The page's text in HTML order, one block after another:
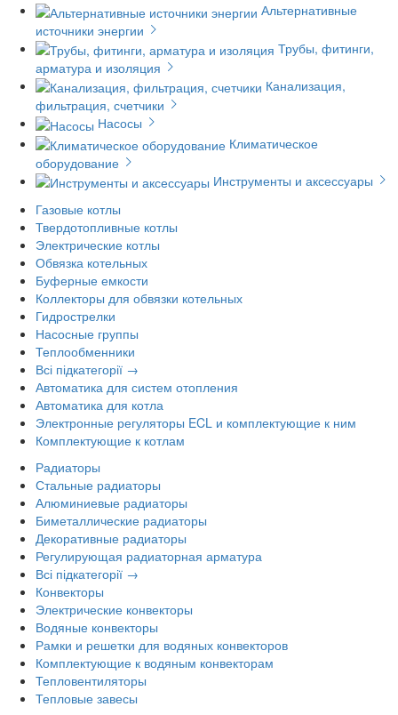
Альтернативные
источники энергии
Трубы, фитинги,
арматура и изоляция
Канализация,
фильтрация, счетчики
Насосы
Климатическое
оборудование
Инструменты и аксессуары
Газовые котлы
Твердотопливные котлы
Электрические котлы
Обвязка котельных
Буферные емкости
Коллекторы для обвязки котельных
Гидрострелки
Насосные группы
Теплообменники
Всі підкатегорії →
Автоматика для систем отопления
Автоматика для котла
Электронные регуляторы ECL и комплектующие к ним
Комплектующие к котлам
Радиаторы
Стальные радиаторы
Алюминиевые радиаторы
Биметаллические радиаторы
Декоративные радиаторы
Регулирующая радиаторная арматура
Всі підкатегорії →
Конвекторы
Электрические конвекторы
Водяные конвекторы
Рамки и решетки для водяных конвекторов
Комплектующие к водяным конвекторам
Тепловентиляторы
Тепловые завесы